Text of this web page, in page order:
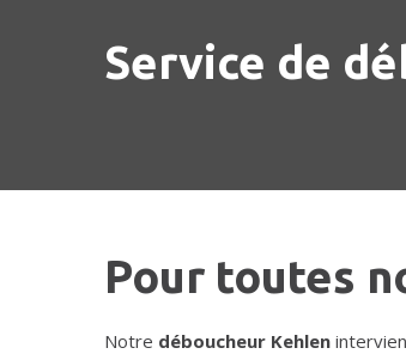
Service de
Pour toutes
Notre déboucheur Kehlen